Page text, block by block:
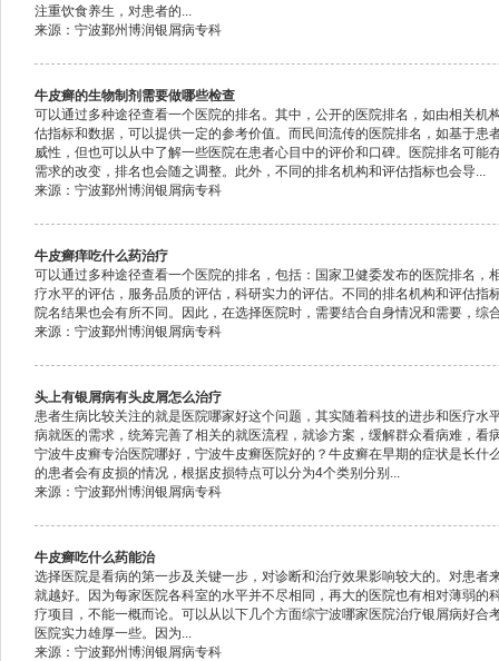
注重饮食养生，对患者的...
来源：宁波鄞州博润银屑病专科
牛皮癣的生物制剂需要做哪些检查
可以通过多种途径查看一个医院的排名。其中，公开的医院排名，如由相关机
估指标和数据，可以提供一定的参考价值。而民间流传的医院排名，如基于患
威性，但也可以从中了解一些医院在患者心目中的评价和口碑。医院排名可能
需求的改变，排名也会随之调整。此外，不同的排名机构和评估指标也会导...
来源：宁波鄞州博润银屑病专科
牛皮癣痒吃什么药治疗
可以通过多种途径查看一个医院的排名，包括：国家卫健委发布的医院排名，
疗水平的评估，服务品质的评估，科研实力的评估。不同的排名机构和评估指
院名结果也会有所不同。因此，在选择医院时，需要结合自身情况和需要，综
来源：宁波鄞州博润银屑病专科
头上有银屑病有头皮屑怎么治疗
患者生病比较关注的就是医院哪家好这个问题，其实随着科技的进步和医疗水
病就医的需求，统筹完善了相关的就医流程，就诊方案，缓解群众看病难，看
宁波牛皮癣专治医院哪好，宁波牛皮癣医院好的？牛皮癣在早期的症状是长什
的患者会有皮损的情况，根据皮损特点可以分为4个类别分别...
来源：宁波鄞州博润银屑病专科
牛皮癣吃什么药能治
选择医院是看病的第一步及关键一步，对诊断和治疗效果影响较大的。对患者
就越好。因为每家医院各科室的水平并不尽相同，再大的医院也有相对薄弱的
疗项目，不能一概而论。可以从以下几个方面综宁波哪家医院治疗银屑病好合
医院实力雄厚一些。因为...
来源：宁波鄞州博润银屑病专科